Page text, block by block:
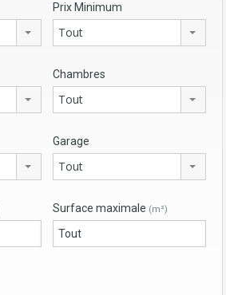
Prix Minimum
Tout
Chambres
Tout
Garage
Tout
Surface maximale (m²)